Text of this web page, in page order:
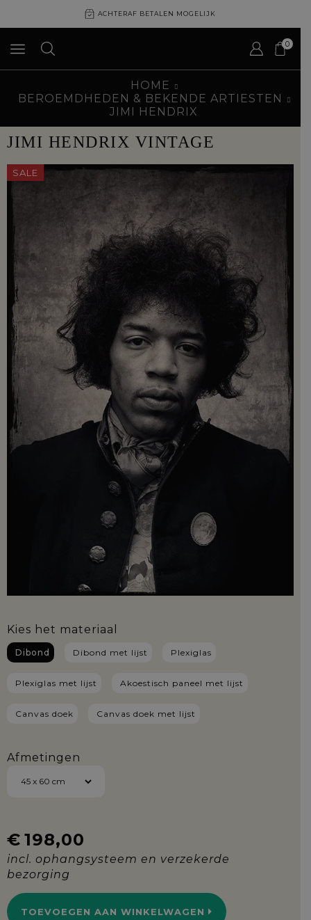
ACHTERAF BETALEN MOGELIJK
0
HOME
BEROEMDHEDEN & BEKENDE ARTIESTEN
JIMI HENDRIX
JIMI HENDRIX VINTAGE
SALE
Kies het materiaal
Dibond Dibond met lijst Plexiglas
Plexiglas met lijst Akoestisch paneel met lijst
Canvas doek Canvas doek met lijst
Afmetingen
€ 198,00
TOEVOEGEN AAN WINKELWAGEN